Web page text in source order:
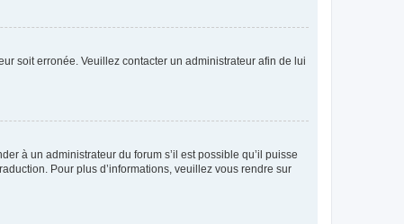
soit erronée. Veuillez contacter un administrateur afin de lui
à un administrateur du forum s’il est possible qu’il puisse
Pour plus d’informations, veuillez vous rendre sur